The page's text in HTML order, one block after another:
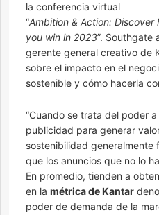
la conferencia virtual
“Ambition & Action:
you win in 2023”. Southgate
gerente general creativo de
sobre el impacto en el
sostenible y cómo hacerla
“Cuando se trata del poder
publicidad para generar
sostenibilidad generalmente
que los anuncios que no lo
En promedio, tienden a
en la métrica de Kantar
poder de demanda de la